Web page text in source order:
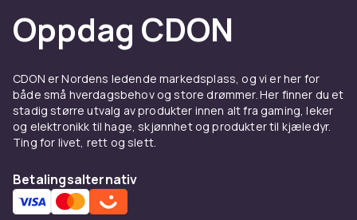
Oppdag CDON
CDON er Nordens ledende markedsplass, og vi er her for
både små hverdagsbehov og store drømmer. Her finner du et
stadig større utvalg av produkter innen alt fra gaming, leker
og elektronikk til hage, skjønnhet og produkter til kjæledyr.
Ting for livet, rett og slett.
Betalingsalternativ